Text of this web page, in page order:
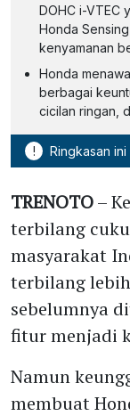
DOHC i-VTEC
Honda
kenyamanan
Honda
berbagai
cicilan ringan,
! Ringkasan
TRENOTO–
terbilang
masyarakat
terbilang
sebelumnya
fitur menjadi
Namun
membuat